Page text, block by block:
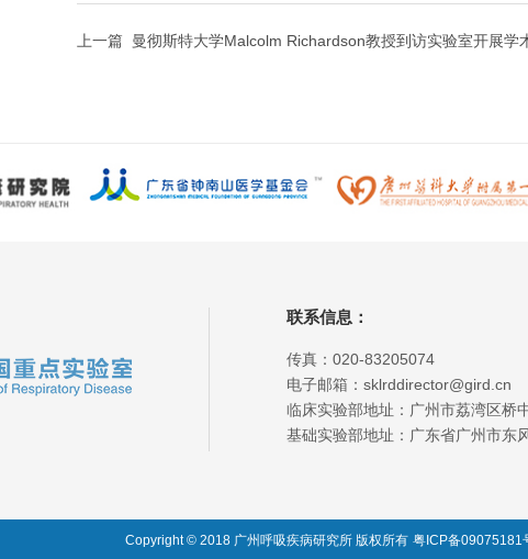
上一篇 曼彻斯特大学Malcolm Richardson教授到访实验室开展学
联系信息：
传真：020-83205074
电子邮箱：sklrddirector@gird.cn
临床实验部地址：广州市荔湾区桥
基础实验部地址：广东省广州市东
Copyright © 2018 广州呼吸疾病研究所 版权所有 粤ICP备09075181